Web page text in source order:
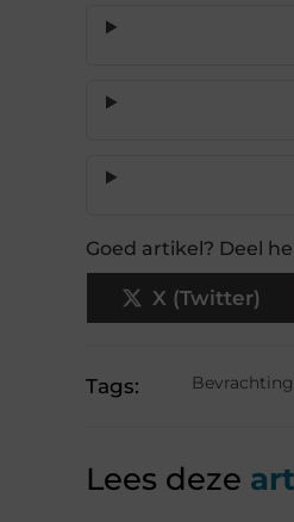
Goed artikel? Deel
X (Twitter)
Tags:
Lees deze